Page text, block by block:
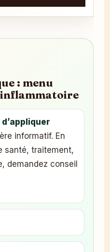
: menu
informatif. En
santé, traitement,
demandez conseil